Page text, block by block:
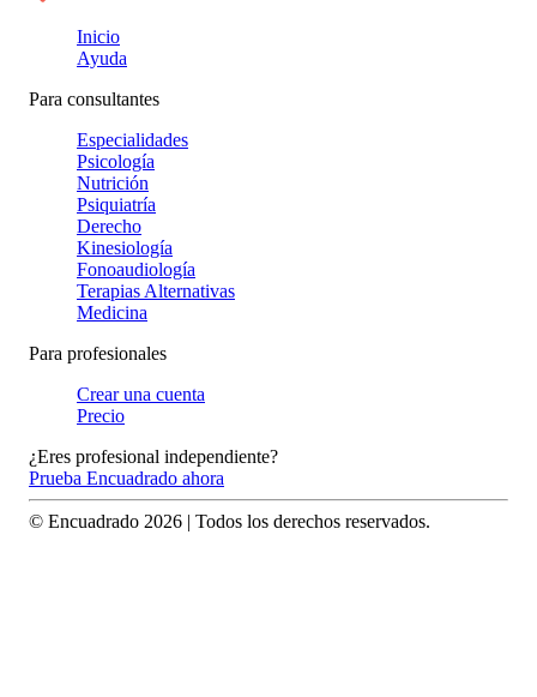
Inicio
Ayuda
Para consultantes
Especialidades
Psicología
Nutrición
Psiquiatría
Derecho
Kinesiología
Fonoaudiología
Terapias Alternativas
Medicina
Para profesionales
Crear una cuenta
Precio
¿Eres profesional independiente?
Prueba Encuadrado ahora
© Encuadrado 2026 | Todos los derechos reservados.